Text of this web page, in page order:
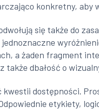
konkretny, aby
się także do
a żaden fragment
także dbałość o
kwestii dostępności.
etykiety,